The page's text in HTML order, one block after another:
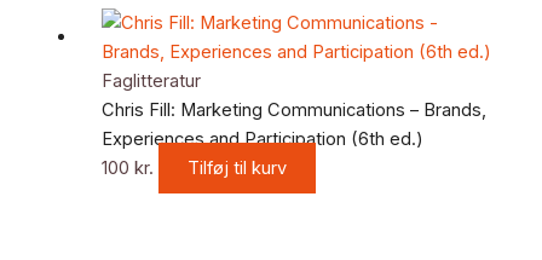
Faglitteratur
Chris Fill: Marketing Communications – Brands,
Experiences and Participation (6th ed.)
100 kr. Tilføj til kurv